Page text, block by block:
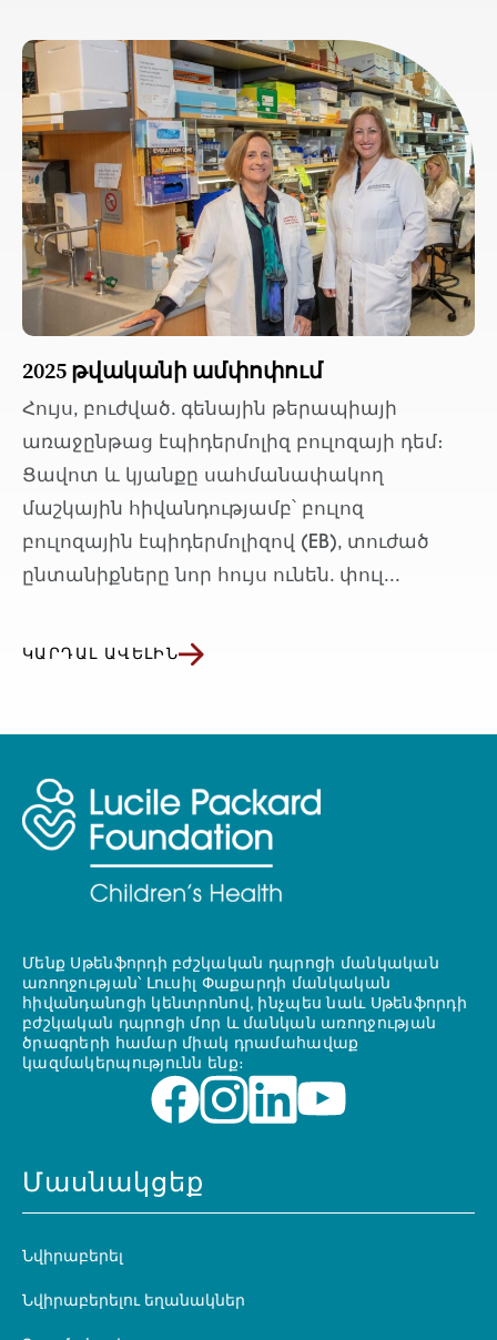
2025 թվականի ամփոփում
Հույս, բուժված. գենային թերապիայի
առաջընթաց էպիդերմոլիզ բուլոզայի դեմ։
Ցավոտ և կյանքը սահմանափակող
մաշկային հիվանդությամբ՝ բուլոզ
բուլոզային էպիդերմոլիզով (EB), տուժած
ընտանիքները նոր հույս ունեն. փուլ...
ԿԱՐԴԱԼ ԱՎԵԼԻՆ
Մենք Սթենֆորդի բժշկական դպրոցի մանկական
առողջության՝ Լուսիլ Փաքարդի մանկական
հիվանդանոցի կենտրոնով, ինչպես նաև Սթենֆորդի
բժշկական դպրոցի մոր և մանկան առողջության
ծրագրերի համար միակ դրամահավաք
կազմակերպությունն ենք։
Մասնակցեք
Նվիրաբերել
Նվիրաբերելու եղանակներ